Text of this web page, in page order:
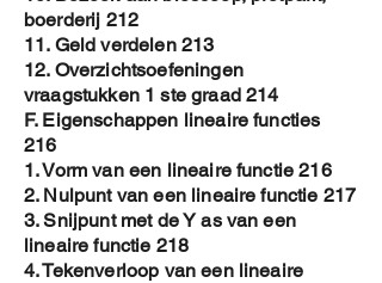
boerderij 212
11. Geld verdelen 213
12. Overzichtsoefeningen
vraagstukken 1 ste graad 214
F. Eigenschappen lineaire functies
216
1. Vorm van een lineaire functie 216
2. Nulpunt van een lineaire functie 217
3. Snijpunt met de Y as van een
lineaire functie 218
4. Tekenverloop van een lineaire